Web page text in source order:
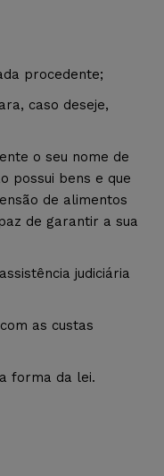
procedente;
caso deseje,
o seu nome de
possui bens e que
de alimentos
de garantir a sua
judiciária
as custas
forma da lei.